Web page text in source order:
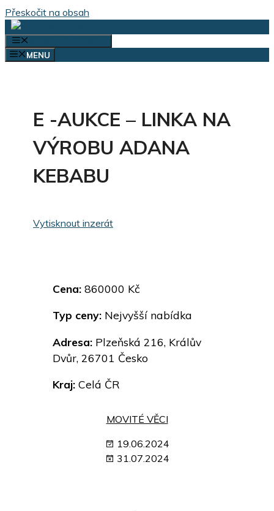
Přeskočit na obsah
MENU
E -AUKCE – LINKA NA
VÝROBU ADANA
KEBABU
Vytisknout inzerát
Cena: 860000 Kč
Typ ceny: Nejvyšší nabídka
Adresa: Plzeňská 216, Králův
Dvůr, 26701 Česko
Kraj: Celá ČR
MOVITÉ VĚCI
19.06.2024
31.07.2024